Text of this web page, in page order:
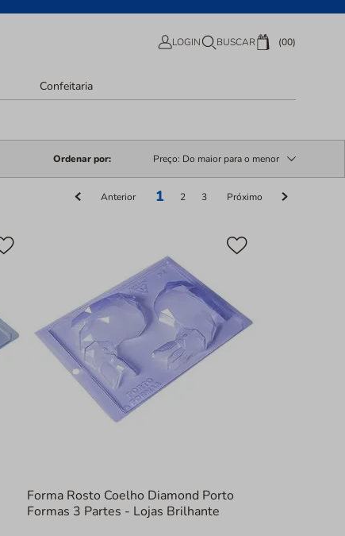
LOGIN BUSCAR 00
Confeitaria
Ordenar por Preço: Do maior para o menor
Anterior 1 2 3 Próximo
Forma Rosto Coelho Diamond Porto
Formas 3 Partes - Lojas Brilhante